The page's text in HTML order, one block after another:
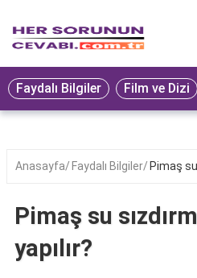
Eğitim
Ekonomi
Seyahat
Oyun
Yaşam
Faydalı Bilgiler Film ve Dizi
Anasayfa Faydalı Bilgiler Pimaş su
Pimaş su
yapılır?